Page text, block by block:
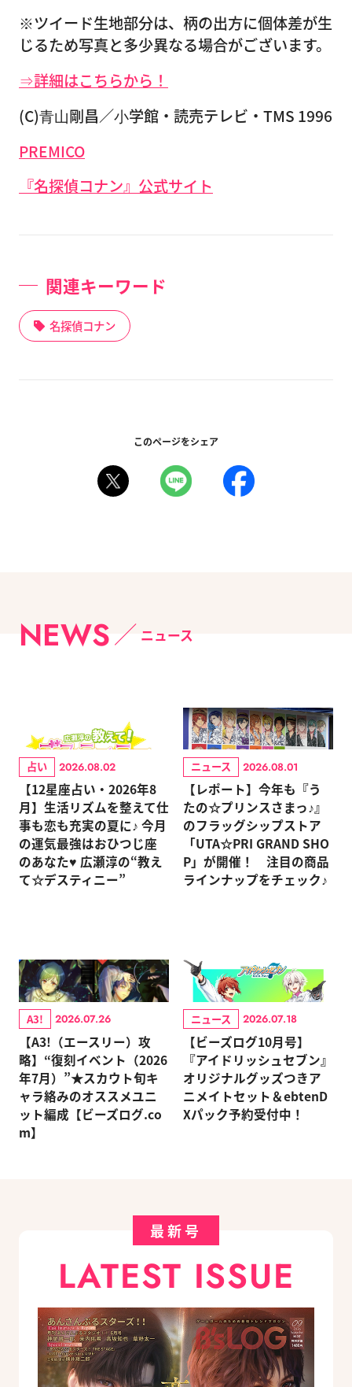
※ツイード生地部分は、柄の出方に個体差が生
じるため写真と多少異なる場合がございます。
⇒詳細はこちらから！
(C)⻘⼭剛昌／⼩学館・読売テレビ・TMS 1996
PREMICO
『名探偵コナン』公式サイト
関連キーワード
名探偵コナン
このページをシェア
NEWS ニュース
占い 2026.08.02
【12星座占い・2026年8
月】生活リズムを整えて仕
事も恋も充実の夏に♪ 今月
の運気最強はおひつじ座
のあなた♥ 広瀬淳の“教え
て☆デスティニー”
ニュース 2026.08.01
【レポート】今年も『う
たの☆プリンスさまっ♪』
のフラッグシップストア
「UTA☆PRI GRAND SHO
P」が開催！ 注目の商品
ラインナップをチェック♪
A3! 2026.07.26
【A3!（エースリー）攻
略】“復刻イベント（2026
年7月）”★スカウト旬キ
ャラ絡みのオススメユニ
ット編成【ビーズログ.co
m】
ニュース 2026.07.18
【ビーズログ10月号】
『アイドリッシュセブン』
オリジナルグッズつきア
ニメイトセット＆ebtenD
Xパック予約受付中！
最新号
LATEST ISSUE